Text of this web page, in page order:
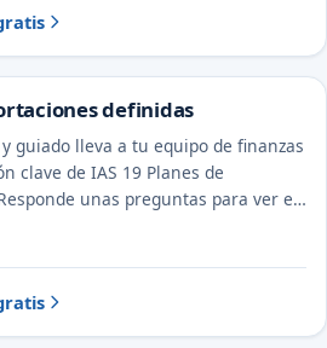
definidas
guiado lleva a tu equipo de finanzas
clave de IAS 19 Planes de
unas preguntas para ver el